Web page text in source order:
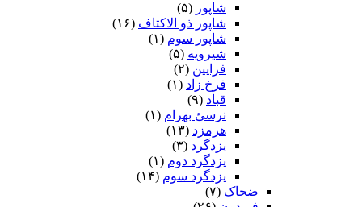
شاپور (۵)
شاپور ذو الاکتاف (۱۶)
شاپور سوم‏ (۱)
شیرویه (۵)
فرایین (۲)
فرخ زاد (۱)
قباد (۹)
نرسئ بهرام‏ (۱)
هرمزد (۱۳)
یزدگرد (۳)
یزدگرد دوم (۱)
یزدگرد سوم (۱۴)
ضحاک (۷)